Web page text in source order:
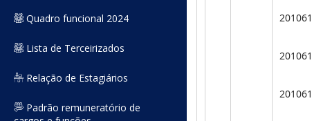
Quadro funcional 2024
Lista de Terceirizados
Relação de Estagiários
Padrão remuneratório de